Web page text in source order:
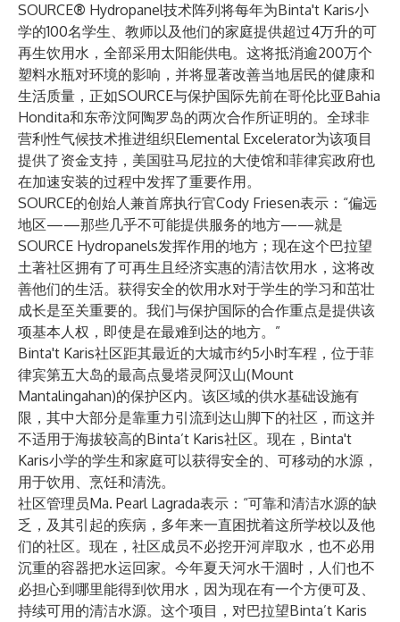
SOURCE® Hydropanel技术阵列将每年为Binta't Karis小
学的100名学生、教师以及他们的家庭提供超过4万升的可
再生饮用水，全部采用太阳能供电。这将抵消逾200万个
塑料水瓶对环境的影响，并将显著改善当地居民的健康和
生活质量，正如SOURCE与保护国际先前在哥伦比亚Bahia
Hondita和东帝汶阿陶罗岛的两次合作所证明的。全球非
营利性气候技术推进组织Elemental Excelerator为该项目
提供了资金支持，美国驻马尼拉的大使馆和菲律宾政府也
在加速安装的过程中发挥了重要作用。
SOURCE的创始人兼首席执行官Cody Friesen表示：“偏远
地区——那些几乎不可能提供服务的地方——就是
SOURCE Hydropanels发挥作用的地方；现在这个巴拉望
土著社区拥有了可再生且经济实惠的清洁饮用水，这将改
善他们的生活。获得安全的饮用水对于学生的学习和茁壮
成长是至关重要的。我们与保护国际的合作重点是提供该
项基本人权，即使是在最难到达的地方。”
Binta't Karis社区距其最近的大城市约5小时车程，位于菲
律宾第五大岛的最高点曼塔灵阿汉山(Mount
Mantalingahan)的保护区内。该区域的供水基础设施有
限，其中大部分是靠重力引流到达山脚下的社区，而这并
不适用于海拔较高的Binta’t Karis社区。现在，Binta't
Karis小学的学生和家庭可以获得安全的、可移动的水源，
用于饮用、烹饪和清洗。
社区管理员Ma. Pearl Lagrada表示：“可靠和清洁水源的缺
乏，及其引起的疾病，多年来一直困扰着这所学校以及他
们的社区。现在，社区成员不必挖开河岸取水，也不必用
沉重的容器把水运回家。今年夏天河水干涸时，人们也不
必担心到哪里能得到饮用水，因为现在有一个方便可及、
持续可用的清洁水源。这个项目，对巴拉望Binta’t Karis